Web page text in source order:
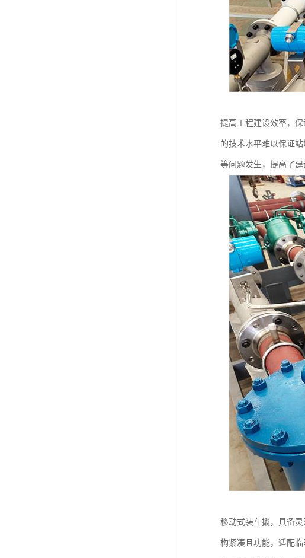
提高工程建设效率，
的技术水平难以保证
等问题发生，提高了建
移动式装车撬，具备
构紧凑且功能，适配